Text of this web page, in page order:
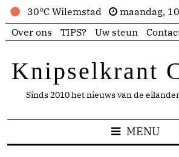
30°C Wilemstad
maandag,
Over ons
TIPS? Uw steun
Knipselkrant
Sinds 2010 het nieuws van de
MENU